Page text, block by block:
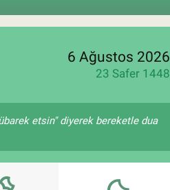
6 Ağustos 2026
23 Safer 1448
etsin" diyerek bereketle dua